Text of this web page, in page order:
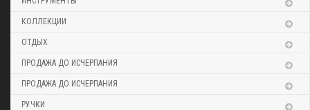
КОЛЛЕКЦИИ
ОТДЫХ
ПРОДАЖА ДО ИСЧЕРПАНИЯ
ПРОДАЖА ДО ИСЧЕРПАНИЯ
РУЧКИ